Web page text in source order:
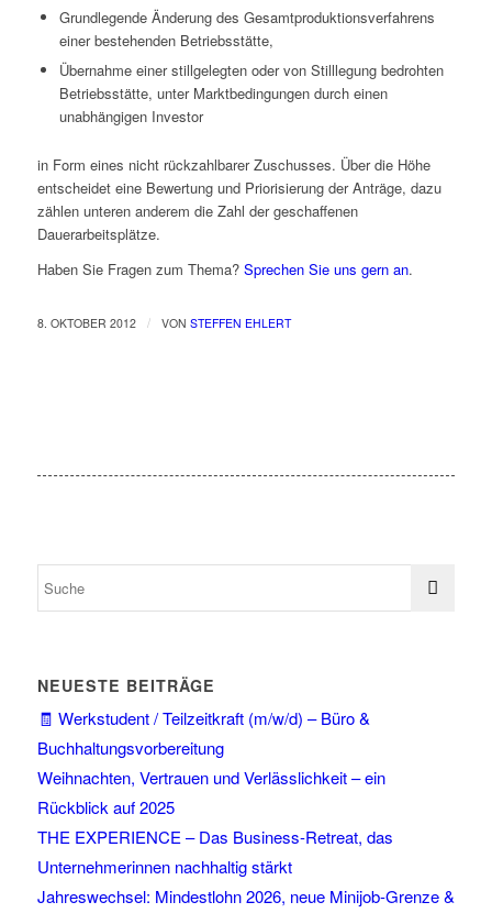
Grundlegende Änderung des Gesamtproduktionsverfahrens
einer bestehenden Betriebsstätte,
Übernahme einer stillgelegten oder von Stilllegung bedrohten
Betriebsstätte, unter Marktbedingungen durch einen
unabhängigen Investor
in Form eines nicht rückzahlbarer Zuschusses. Über die Höhe
entscheidet eine Bewertung und Priorisierung der Anträge, dazu
zählen unteren anderem die Zahl der geschaffenen
Dauerarbeitsplätze.
Haben Sie Fragen zum Thema? Sprechen Sie uns gern an.
8. OKTOBER 2012 / VON STEFFEN EHLERT
NEUESTE BEITRÄGE
🧾 Werkstudent / Teilzeitkraft (m/w/d) – Büro &
Buchhaltungsvorbereitung
Weihnachten, Vertrauen und Verlässlichkeit – ein
Rückblick auf 2025
THE EXPERIENCE – Das Business-Retreat, das
Unternehmerinnen nachhaltig stärkt
Jahreswechsel: Mindestlohn 2026, neue Minijob-Grenze &